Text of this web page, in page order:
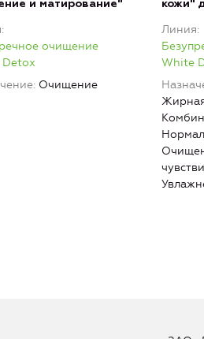
и матирование"
очищение
Очищение
кожи"
Линия
White